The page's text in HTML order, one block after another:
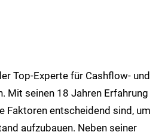
Top-Experte für Cashflow- und
Mit seinen 18 Jahren Erfahrung
Faktoren entscheidend sind, um
aufzubauen. Neben seiner